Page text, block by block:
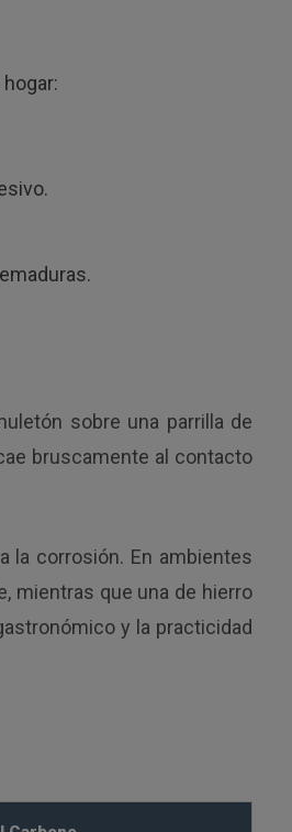
sobre una parrilla de
bruscamente al contacto
la corrosión. En ambientes
mientras que una de hierro
y la practicidad